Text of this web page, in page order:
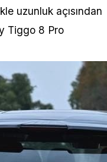
uzunluk açısından
Tiggo 8 Pro